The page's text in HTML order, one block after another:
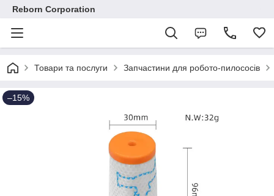
Reborn Corporation
Товари та послуги Запчастини для робото-пилососів
–15%